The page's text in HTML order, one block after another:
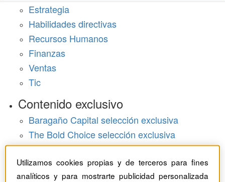
Estrategia
Habilidades directivas
Recursos Humanos
Finanzas
Ventas
Tic
Contenido exclusivo
Baragaño Capital selección exclusiva
The Bold Choice selección exclusiva
Top Employers selección exclusiva
Hemeroteca
Utilizamos cookies propias y de terceros para fines
analíticos y para mostrarte publicidad personalizada